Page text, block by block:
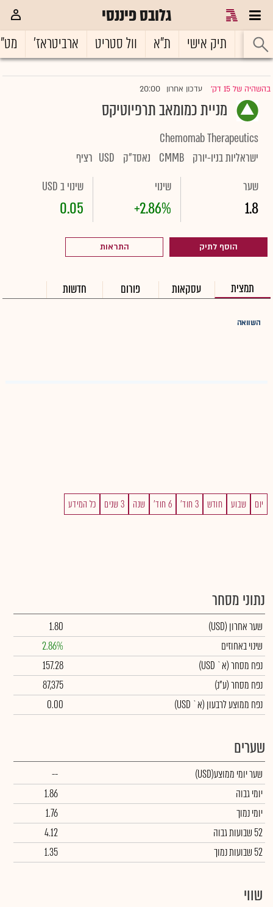
גלובס פיננסי
ראשי תיק אישי ת"א וול סטריט ארביטראז'
בהשהיה של 15 דק' |עדכון אחרון 20:00
מניית כמומאב תרפיוטיקס
Chemomab Therapeutics
ישראליות בניו-יורק CMMB נאסד"ק USD רציף
שער
1.8
שינוי
+2.86%
שינוי ב USD
0.05
הוסף לתיק התראות
תמצית עסקאות פורום חדשות
השוואה
יום שבוע חודש 3 חוד' 6 חוד' שנה 3 שנים כל המידע
נתוני מסחר
שער אחרון (USD)
1.80
שינוי באחוזים
2.86%
נפח מסחר(א` USD)
157.28
נפח מסחר(ע"נ)
87,375
נפח ממוצע לרבעון (א` USD)
0.00
שערים
שער יומי ממוצע(USD)
--
יומי גבוה
1.86
יומי נמוך
1.76
52 שבועות גבוה
4.12
52 שבועות נמוך
1.35
שווי